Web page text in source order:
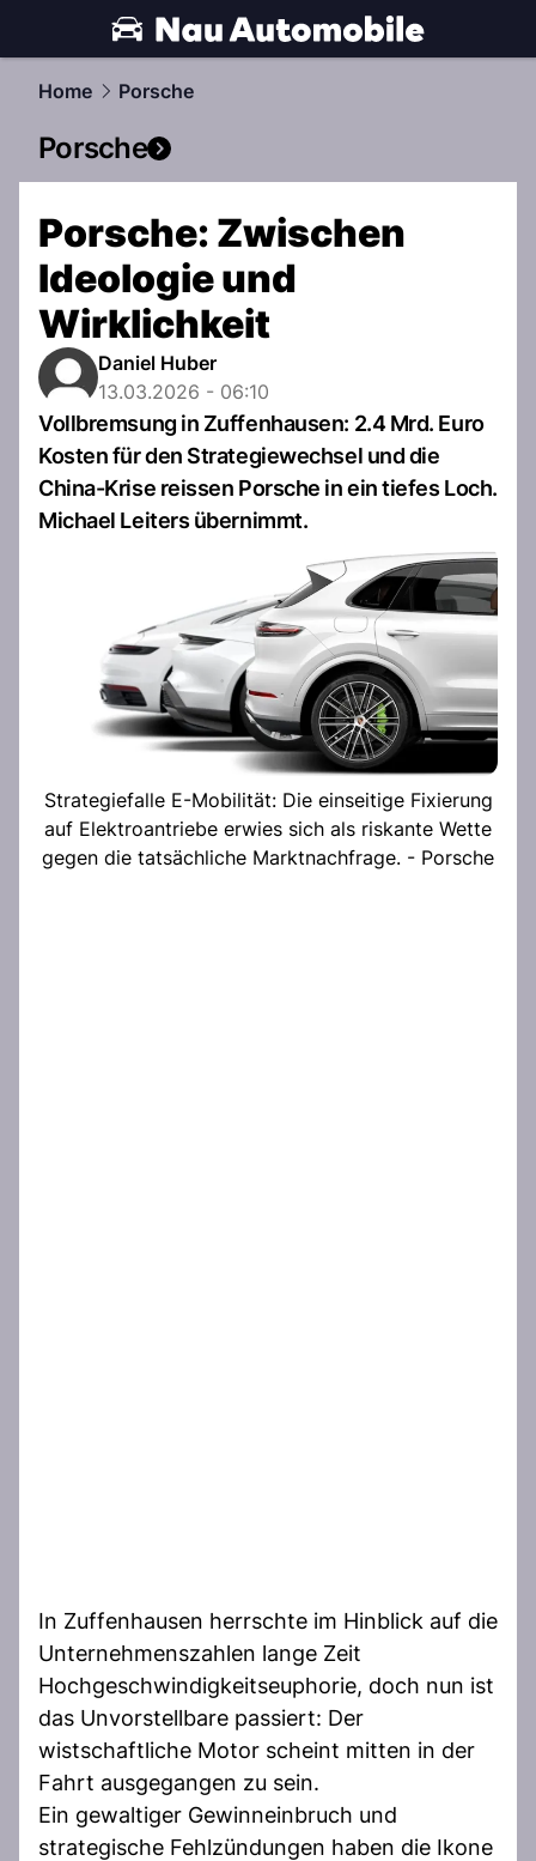
automobile.NAU.ch
Home Porsche
Porsche
Porsche: Zwischen
Ideologie und
Wirklichkeit
Daniel Huber
13.03.2026 - 06:10
Vollbremsung in Zuffenhausen: 2.4 Mrd. Euro
Kosten für den Strategiewechsel und die
China-Krise reissen Porsche in ein tiefes Loch.
Michael Leiters übernimmt.
Strategiefalle E-Mobilität: Die einseitige Fixierung
auf Elektroantriebe erwies sich als riskante Wette
gegen die tatsächliche Marktnachfrage. - Porsche
In Zuffenhausen herrschte im Hinblick auf die
Unternehmenszahlen lange Zeit
Hochgeschwindigkeitseuphorie, doch nun ist
das Unvorstellbare passiert: Der
wistschaftliche Motor scheint mitten in der
Fahrt ausgegangen zu sein.
Ein gewaltiger Gewinneinbruch und
strategische Fehlzündungen haben die Ikone